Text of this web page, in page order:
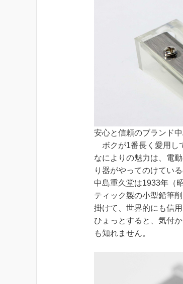
安心と信頼のブランド
ボクが1番長く愛用し
なによりの魅力は、電
り器がやってのけてい
中島重久堂は1933年（
ティック製の小型鉛筆
掛けて、世界的にも信
ひょっとすると、気付
も知れません。